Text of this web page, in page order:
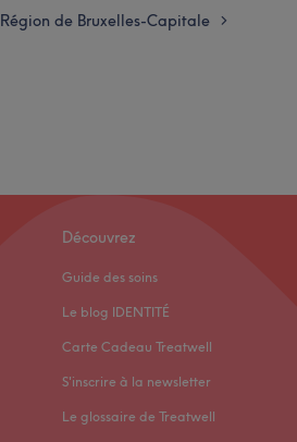
Région de Bruxelles-Capitale >
Découvrez
Guide des soins
Le blog IDENTITÉ
Carte Cadeau Treatwell
S'inscrire à la newsletter
Le glossaire de Treatwell